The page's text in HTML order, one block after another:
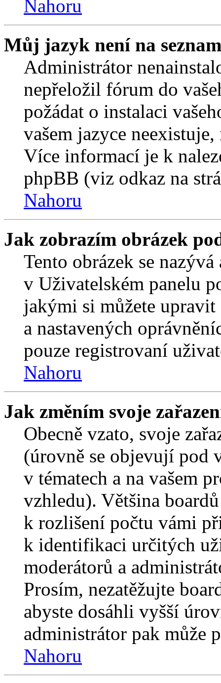
Nahoru
Můj jazyk není na
Administrátor
nepřeložil fórum do
požádat o instalaci
vašem jazyce
Více informací je k
phpBB (viz odkaz na
Nahoru
Jak zobrazím obrázek
Tento obrázek se
v Uživatelském panelu
jakými si můžete
a nastavených
pouze registrovaní
Nahoru
Jak změním svoje
Obecně vzato, svoje
(úrovně se objevují pod
v tématech a na vašem
vzhledu). Většina
k rozlišení počtu vámi
k identifikaci určitých
moderátorů a
Prosím, nezatěžujte
abyste dosáhli vyšší
administrátor pak může
Nahoru